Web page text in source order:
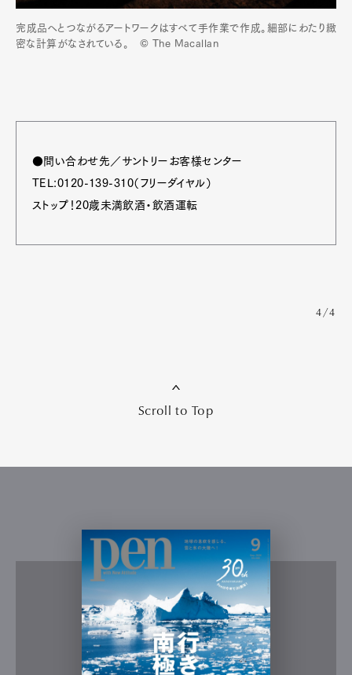
完成品へとつながるアートワークはすべて手作業で作成。細部にわたり緻
密な計算がなされている。 © The Macallan
●問い合わせ先／サントリーお客様センター
TEL:0120-139-310（フリーダイヤル）
ストップ！20歳未満飲酒・飲酒運転
4/4
Scroll to Top